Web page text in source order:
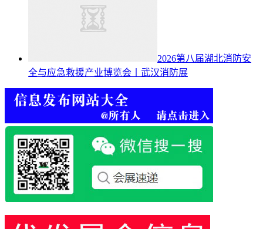
2026第八届湖北消防安
全与应急救援产业博览会丨武汉消防展